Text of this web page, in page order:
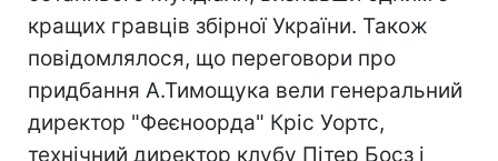
кращих гравців збірної України. Також
повідомлялося, що переговори про
придбання А.Тимощука вели генеральний
директор "Феєноорда" Кріс Уортс,
технічний директор клубу Пітер Босз і